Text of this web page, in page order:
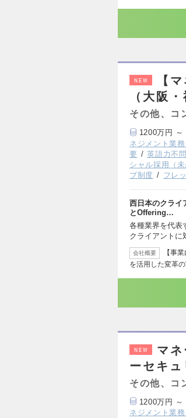
NEW
【
（大阪
その他、コ
1200万円 ～
ネジメント業務
要
英語力不問
シャル採用（未
ブ制度
フレ
西日本のクライ
とOffering…
各種業界を代表
クライアントに
会社概要
【事
を活用した変革
NEW
マ
ーセキ
その他、コ
1200万円 ～
ネジメント業務